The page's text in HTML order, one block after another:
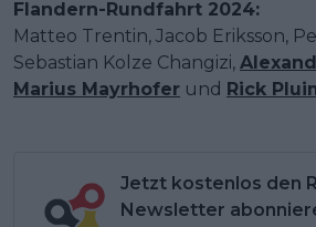
Flandern-Rundfahrt 2024:
Matteo Trentin, Jacob Eriksson,
Sebastian Kolze Changizi,
Marius Mayrhofer und Rick
Jetzt kostenlos den
Newsletter